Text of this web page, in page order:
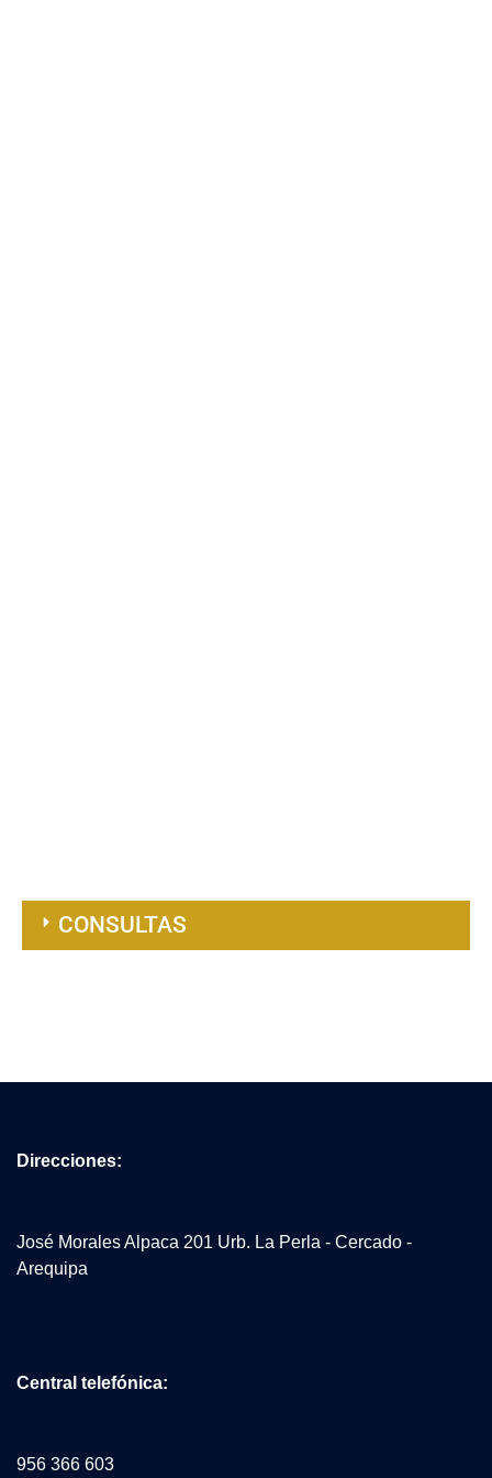
CONSULTAS
Direcciones:
José Morales Alpaca 201 Urb. La Perla - Cercado -
Arequipa
Central telefónica:
956 366 603